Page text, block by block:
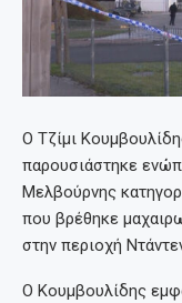
Ο Τζίμι
παρουσιάστηκε
Μελβούρνης
που βρέθηκε
στην περιοχή
Ο Κουμβουλίδης